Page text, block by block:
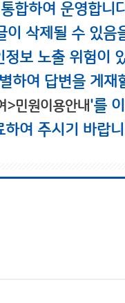
합하여 운영합니
삭제될 수 있음
보 노출 위험이
하여 답변을 게재
>민원이용안내'를
여 주시기 바랍